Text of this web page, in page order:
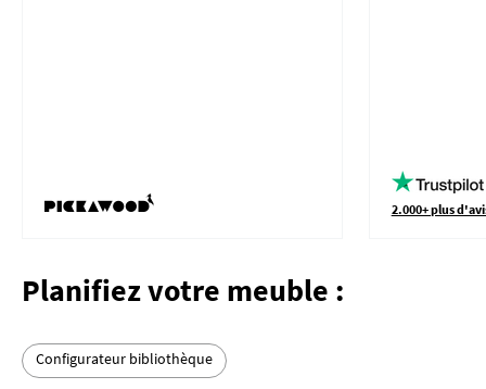
2.000+ plus
Planifiez votre meuble :
Configurateur bibliothèque